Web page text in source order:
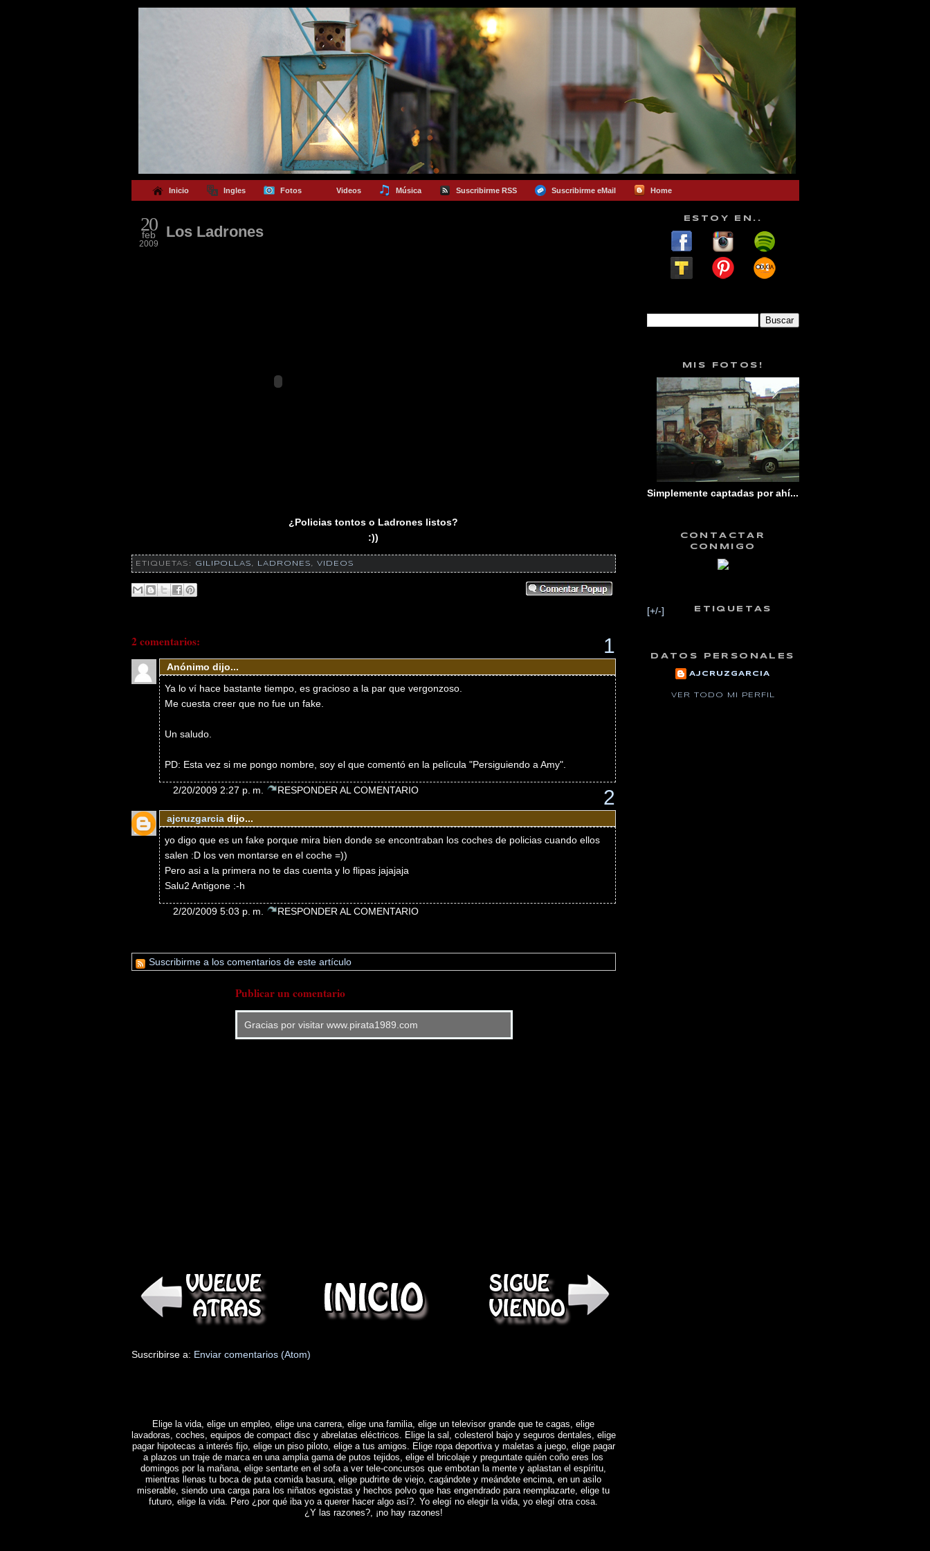
Inicio Ingles Fotos Videos Música Suscribirme RSS Suscribirme eMail Home
20
feb
2009
Los Ladrones
¿Policias tontos o Ladrones listos?
:))
ETIQUETAS: GILIPOLLAS , LADRONES , VIDEOS
2 comentarios:
Anónimo dijo...
1
Ya lo ví hace bastante tiempo, es gracioso a la par que vergonzoso.
Me cuesta creer que no fue un fake.
Un saludo.
PD: Esta vez si me pongo nombre, soy el que comentó en la película "Persiguiendo a Amy".
2/20/2009 2:27 p. m. RESPONDER AL COMENTARIO
ajcruzgarciadijo...
2
yo digo que es un fake porque mira bien donde se encontraban los coches de policias cuando ellos
salen :D los ven montarse en el coche =))
Pero asi a la primera no te das cuenta y lo flipas jajajaja
Salu2 Antigone :-h
2/20/2009 5:03 p. m. RESPONDER AL COMENTARIO
Suscribirme a los comentarios de este artículo
Publicar un comentario
Gracias por visitar www.pirata1989.com
Suscribirse a: Enviar comentarios (Atom)
Elige la vida, elige un empleo, elige una carrera, elige una familia, elige un televisor grande que te cagas, elige
lavadoras, coches, equipos de compact disc y abrelatas eléctricos. Elige la sal, colesterol bajo y seguros dentales, elige
pagar hipotecas a interés fijo, elige un piso piloto, elige a tus amigos. Elige ropa deportiva y maletas a juego, elige pagar
a plazos un traje de marca en una amplia gama de putos tejidos, elige el bricolaje y preguntate quién coño eres los
domingos por la mañana, elige sentarte en el sofa a ver tele-concursos que embotan la mente y aplastan el espíritu,
mientras llenas tu boca de puta comida basura, elige pudrirte de viejo, cagándote y meándote encima, en un asilo
miserable, siendo una carga para los niñatos egoistas y hechos polvo que has engendrado para reemplazarte, elige tu
futuro, elige la vida. Pero ¿por qué iba yo a querer hacer algo así?. Yo elegí no elegir la vida, yo elegí otra cosa.
¿Y las razones?, ¡no hay razones!
ESTOY EN..
MIS FOTOS!
Simplemente captadas por ahí...
CONTACTAR
CONMIGO
[+/-] ETIQUETAS
DATOS PERSONALES
AJCRUZGARCIA
VER TODO MI PERFIL